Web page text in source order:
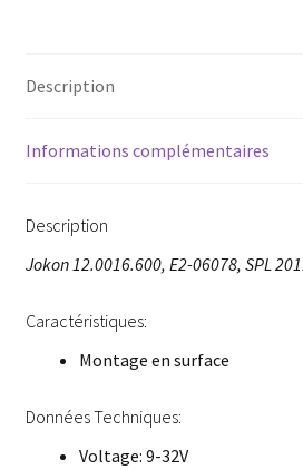
Description
Informations complémentaires
Description
Jokon 12.0016.600, E2-06078, SPL
Caractéristiques:
Montage en surface
Données Techniques:
Voltage: 9-32V